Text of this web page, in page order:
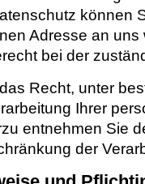
können
Adresse an
bei der
Recht, unter
Ihrer
entnehmen Sie
der